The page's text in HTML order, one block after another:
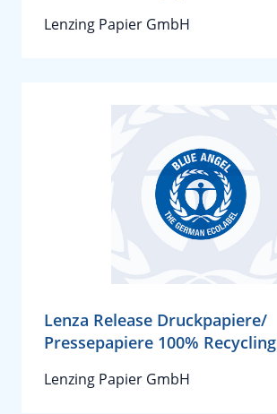
Lenzing Papier GmbH
Lenza Release Druckpapiere/
Pressepapiere 100% Recycling
Lenzing Papier GmbH